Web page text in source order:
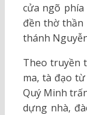
cửa ngõ
đền thờ thần
thánh
Theo truyền
ma, tà đạo
Quý Minh
dựng nhà,